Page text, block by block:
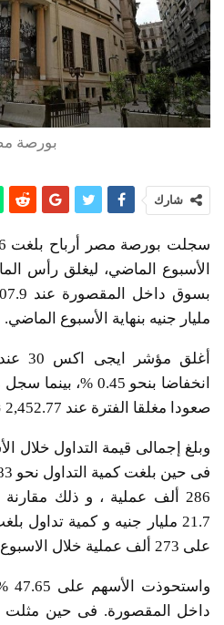
بورصة
شارك
الأسبوع الماضي، ليغلق رأس
مليار جنيه بنهاية الأسبوع الماضي.
صعودا مغلقا الفترة عند 2,452.77 نقطة
286 ألف عملية ، و ذلك
على 273 ألف عملية خلال الاسبوع الماضي.
داخل المقصورة. فى حين مثلت